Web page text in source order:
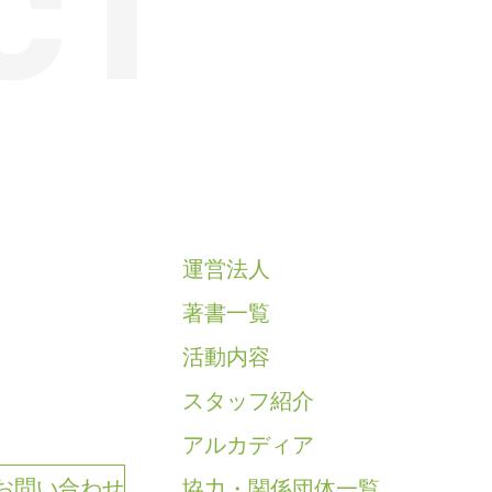
運営法人
著書一覧
活動内容
スタッフ紹介
アルカディア